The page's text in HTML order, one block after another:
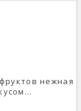
нежная